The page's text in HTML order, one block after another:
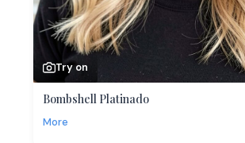
Try on
Bombshell Platinado
More